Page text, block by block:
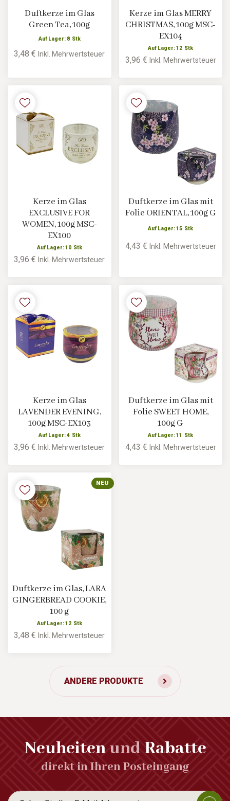
Duftkerze im Glas
Green Tea, 100g
Auf Lager: 8 Stk
3,48 €Inkl. Mehrwertsteuer
Kerze im Glas MERRY
CHRISTMAS, 100g MSC-
EX104
Auf Lager: 12 Stk
3,96 € Inkl. Mehrwertsteuer
Kerze im Glas
EXCLUSIVE FOR
WOMEN, 100g MSC-
EX100
Auf Lager: 10 Stk
3,96 €Inkl. Mehrwertsteuer
Duftkerze im Glas mit
Folie ORIENTAL, 100g G
Auf Lager: 15 Stk
4,43 € Inkl. Mehrwertsteuer
Kerze im Glas
LAVENDER EVENING,
100g MSC-EX103
Auf Lager: 4 Stk
3,96 €Inkl. Mehrwertsteuer
Duftkerze im Glas mit
Folie SWEET HOME,
100g G
Auf Lager: 11 Stk
4,43 € Inkl. Mehrwertsteuer
NEU
Duftkerze im Glas, LARA
GINGERBREAD COOKIE,
100 g
Auf Lager: 12 Stk
3,48 €Inkl. Mehrwertsteuer
ANDERE PRODUKTE
NeuheitenundRabatte
direkt in Ihren Posteingang